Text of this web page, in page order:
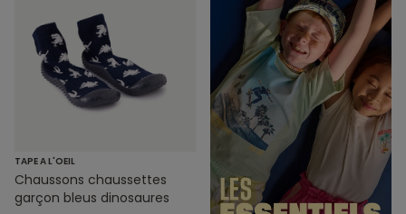
TAPE A L'OEIL
Chaussons chaussettes
garçon bleus dinosaures